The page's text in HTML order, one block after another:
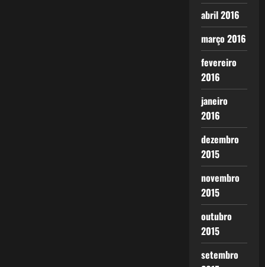
abril 2016
março 2016
fevereiro
2016
janeiro
2016
dezembro
2015
novembro
2015
outubro
2015
setembro